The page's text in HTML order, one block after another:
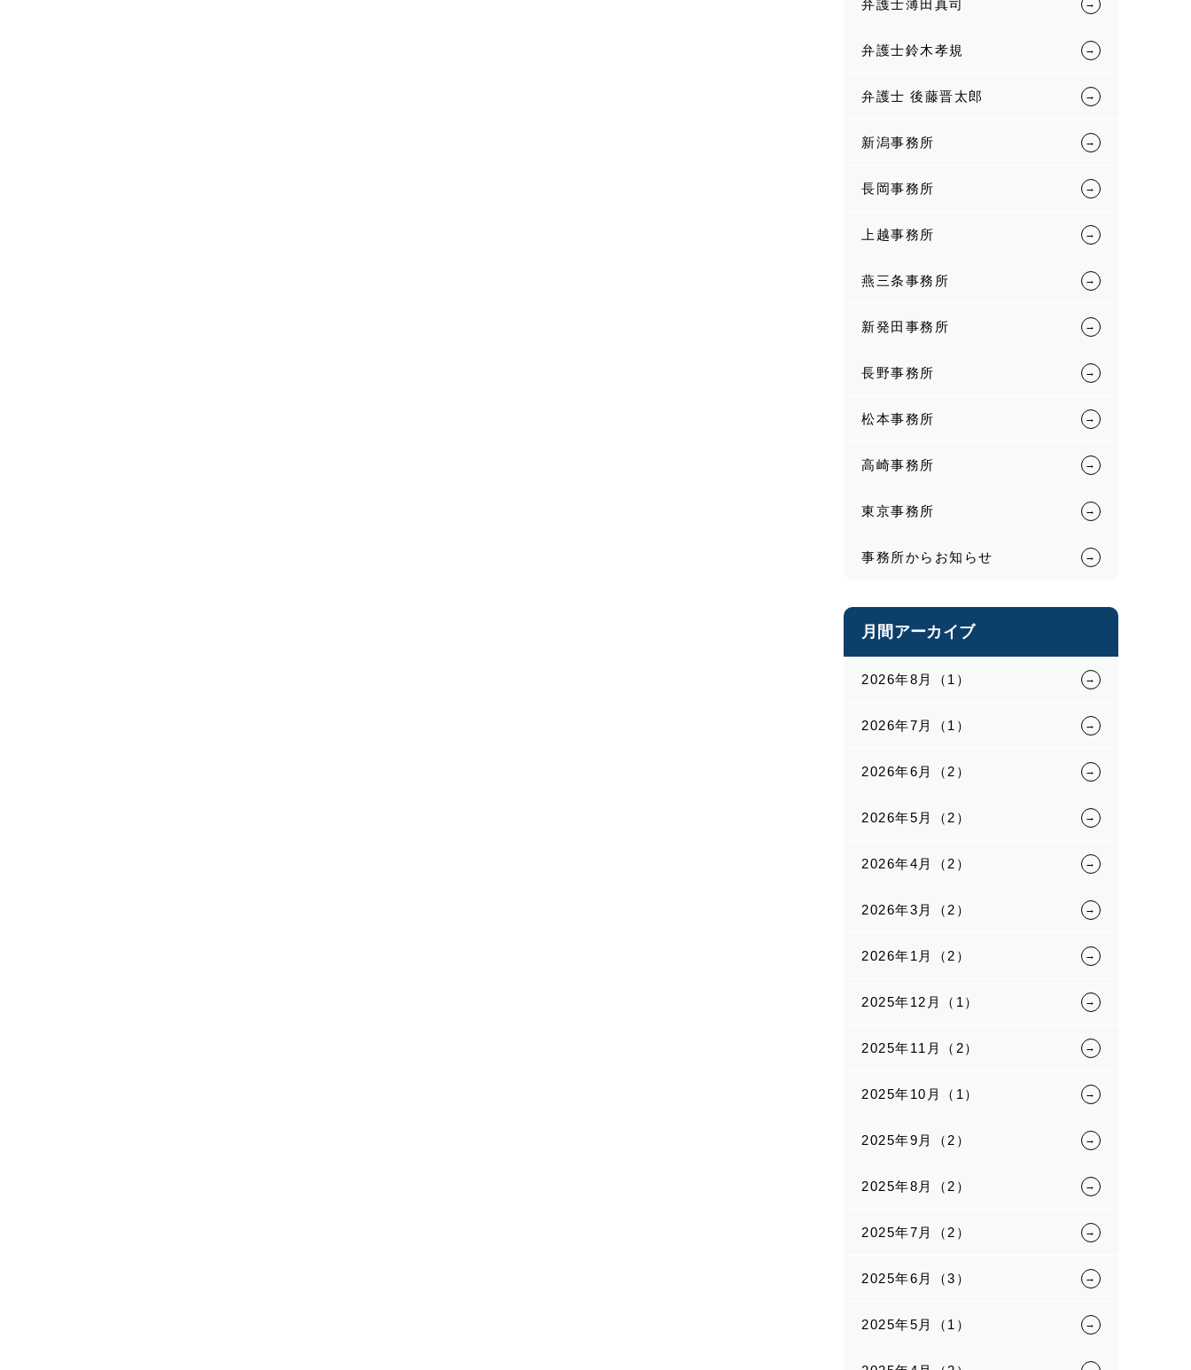
弁護士薄田真司
弁護士鈴木孝規
弁護士 後藤晋太郎
新潟事務所
長岡事務所
上越事務所
燕三条事務所
新発田事務所
長野事務所
松本事務所
高崎事務所
東京事務所
事務所からお知らせ
月間アーカイブ
2026年8月（1）
2026年7月（1）
2026年6月（2）
2026年5月（2）
2026年4月（2）
2026年3月（2）
2026年1月（2）
2025年12月（1）
2025年11月（2）
2025年10月（1）
2025年9月（2）
2025年8月（2）
2025年7月（2）
2025年6月（3）
2025年5月（1）